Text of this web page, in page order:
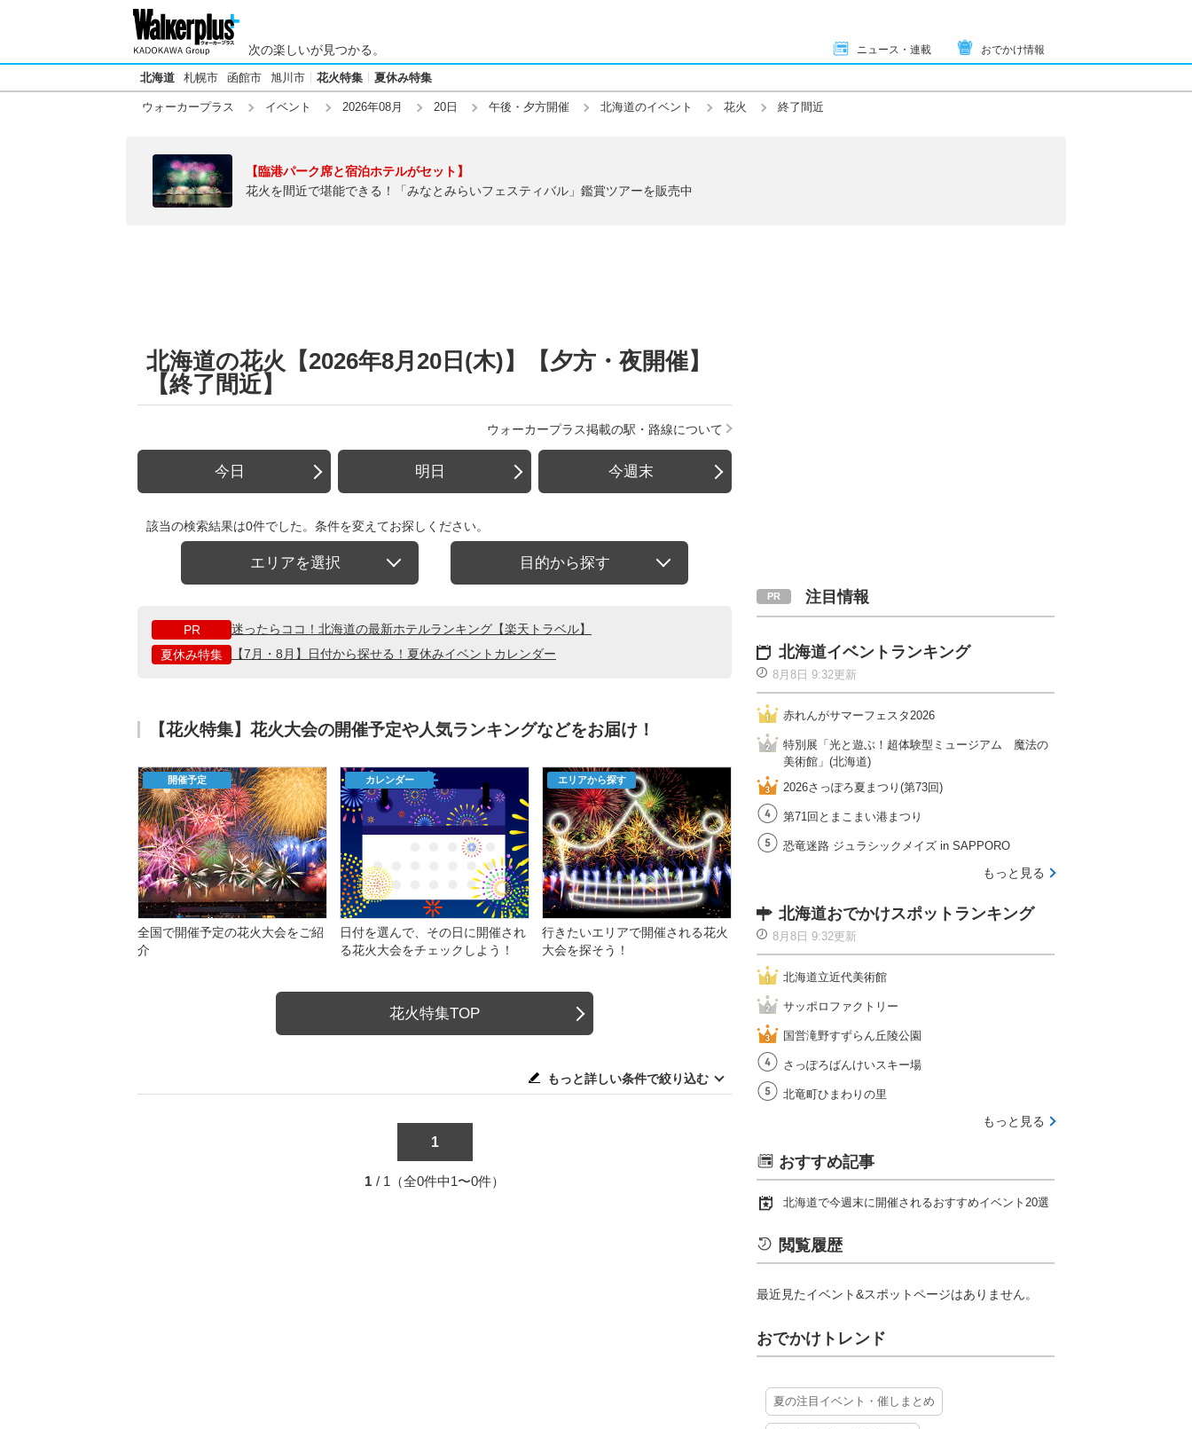
次の楽しいが見つかる。 ニュース・連載 おでかけ情報
北海道 札幌市 函館市 旭川市 花火特集 夏休み特集
ウォーカープラス イベント 2026年08月 20日 午後・夕方開催 北海道のイベント 花火 終了間近
【臨港パーク席と宿泊ホテルがセット】
花火を間近で堪能できる！「みなとみらいフェスティバル」鑑賞ツアーを販売中
北海道の花火【2026年8月20日(木)】【夕方・夜開催】
【終了間近】
ウォーカープラス掲載の駅・路線について
今日 明日 今週末
該当の検索結果は0件でした。条件を変えてお探しください。
エリアを選択 目的から探す
PR
迷ったらココ！北海道の最新ホテルランキング【楽天トラベル】
夏休み特集
【7月・8月】日付から探せる！夏休みイベントカレンダー
【花火特集】花火大会の開催予定や人気ランキングなどをお届け！
開催予定
全国で開催予定の花火大会をご紹
介
カレンダー
日付を選んで、その日に開催され
る花火大会をチェックしよう！
エリアから探す
行きたいエリアで開催される花火
大会を探そう！
花火特集TOP
もっと詳しい条件で絞り込む
1
1 / 1（全0件中1〜0件）
注目情報
北海道イベントランキング
8月8日 9:32更新
赤れんがサマーフェスタ2026
特別展「光と遊ぶ！超体験型ミュージアム 魔法の
美術館」(北海道)
2026さっぽろ夏まつり(第73回)
第71回とまこまい港まつり
恐竜迷路 ジュラシックメイズ in SAPPORO
もっと見る
北海道おでかけスポットランキング
8月8日 9:32更新
北海道立近代美術館
サッポロファクトリー
国営滝野すずらん丘陵公園
さっぽろばんけいスキー場
北竜町ひまわりの里
もっと見る
おすすめ記事
北海道で今週末に開催されるおすすめイベント20選
閲覧履歴
最近見たイベント&スポットページはありません。
おでかけトレンド
夏の注目イベント・催しまとめ